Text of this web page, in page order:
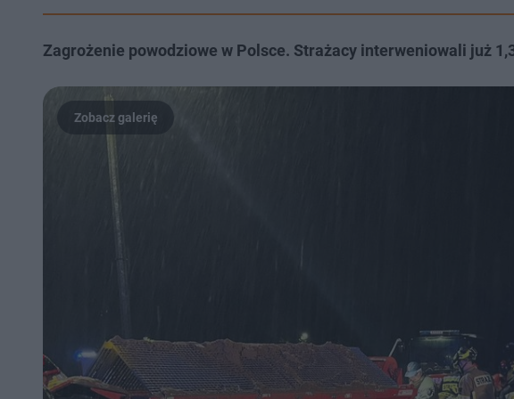
Zagrożenie powodziowe w Polsce. Strażacy interweniowali już